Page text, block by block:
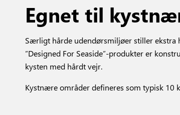
Egnet til
Særligt hårde udendørsmiljøer stiller ekstra
”Designed For Seaside”-produkter er
kysten med hårdt vejr.
Kystnære områder defineres som typisk